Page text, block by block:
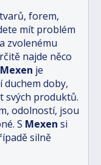
forem,
mít problém
zvolenému
najde něco
Mexen je
doby,
svých produktů.
odolností, jsou
S Mexen si
silně